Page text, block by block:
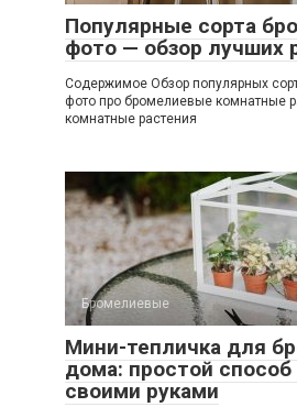
Популярные сорта
фото — обзор лучших
Содержимое Обзор популярных
фото про бромелиевые комнатные
комнатные растения
Бромелиевые
Мини-тепличка для
дома: простой способ
своими руками